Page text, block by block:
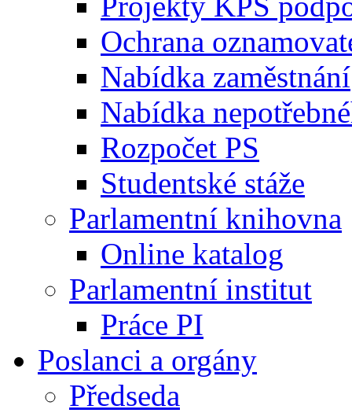
Ochrana
Nabídka zaměstnání
Nabídka
Rozpočet PS
Studentské stáže
Parlamentní knihovna
Online katalog
Parlamentní institut
Práce PI
Poslanci a orgány
Předseda